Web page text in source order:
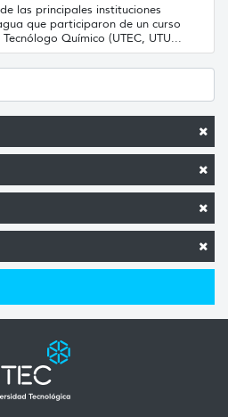
las principales instituciones
que participaron de un curso
Químico (UTEC, UTU...